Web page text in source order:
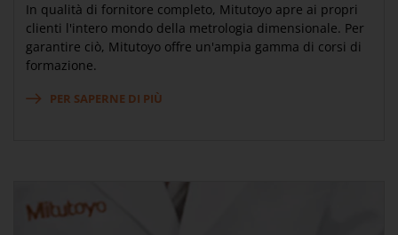
In qualità di fornitore completo, Mitutoyo apre ai propri
clienti l'intero mondo della metrologia dimensionale. Per
garantire ciò, Mitutoyo offre un'ampia gamma di corsi di
formazione.
PER SAPERNE DI PIÙ